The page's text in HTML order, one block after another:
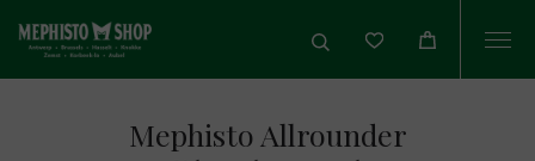
Mephisto Allrounder